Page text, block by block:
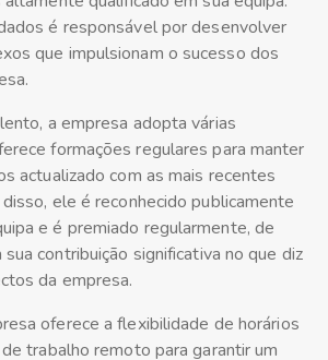
é responsável por desenvolver
que impulsionam o sucesso dos
a empresa adopta várias
formações regulares para manter
actualizado com as mais recentes
ele é reconhecido publicamente
e é premiado regularmente, de
contribuição significativa no que diz
da empresa.
oferece a flexibilidade de horários
trabalho remoto para garantir um